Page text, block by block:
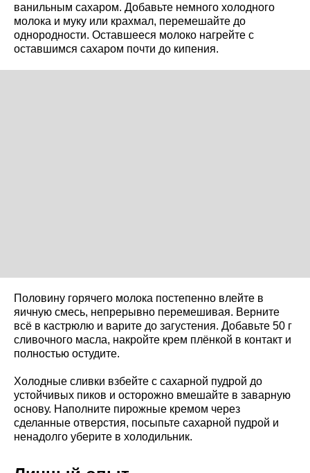
ванильным сахаром. Добавьте немного холодного
молока и муку или крахмал, перемешайте до
однородности. Оставшееся молоко нагрейте с
оставшимся сахаром почти до кипения.
Половину горячего молока постепенно влейте в
яичную смесь, непрерывно перемешивая. Верните
всё в кастрюлю и варите до загустения. Добавьте 50 г
сливочного масла, накройте крем плёнкой в контакт и
полностью остудите.
Холодные сливки взбейте с сахарной пудрой до
устойчивых пиков и осторожно вмешайте в заварную
основу. Наполните пирожные кремом через
сделанные отверстия, посыпьте сахарной пудрой и
ненадолго уберите в холодильник.